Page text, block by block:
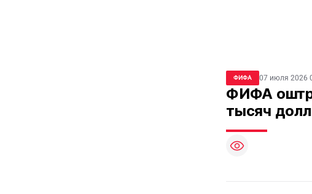
ФИФА 07 июля 2026
ФИФА
тысяч